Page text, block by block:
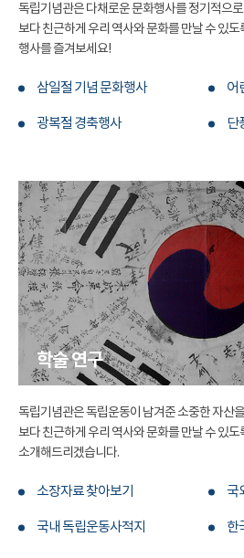
독립기념관은 다채로운 문화행사를 정기적으
보다 친근하게 우리 역사와 문화를 만날 수 있
행사를 즐겨보세요!
삼일절 기념 문화행사 어
광복절 경축행사 단
학술 연구
독립기념관은 독립운동이 남겨준 소중한 자산
보다 친근하게 우리 역사와 문화를 만날 수 있도
소개해드리겠습니다.
소장자료 찾아보기 국
국내 독립운동사적지 한